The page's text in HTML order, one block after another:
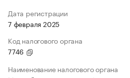
Дата регистрации
7 февраля 2025
Код налогового органа
7746
Наименование налогового органа